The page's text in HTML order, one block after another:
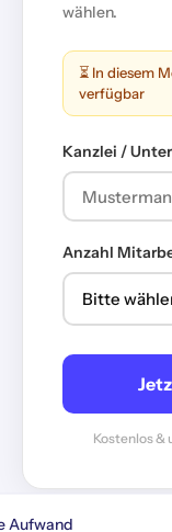
wählen.
⏳ In diesem
verfügbar
Kanzlei /
Anzahl
Kostenlos &
Aufwand